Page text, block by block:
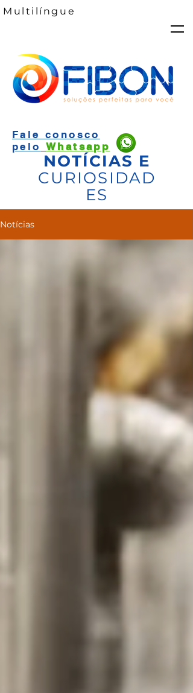
Multilíngue
Fale conosco
pelo
Whatsapp
NOTÍCIAS E
CURIOSIDAD
ES
Notícias